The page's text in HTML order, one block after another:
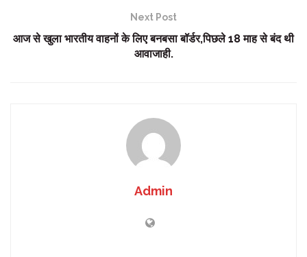
Next Post
आज से खुला भारतीय वाहनों के लिए बनबसा बॉर्डर,पिछले 18 माह से बंद थी
आवाजाही.
Admin